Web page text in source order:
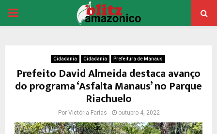
PRIMARY
Cidadania Cidadania Prefeitura de Manaus
Prefeito David Almeida destaca avanço
do programa ‘Asfalta Manaus’ no Parque
Riachuelo
Por Victória Farias outubro 4, 2022